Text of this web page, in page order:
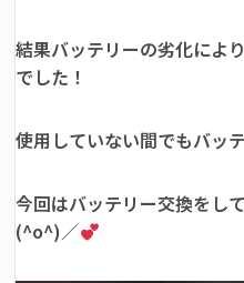
結果バッテリーの劣化によ
でした！
使用していない間でもバッ
今回はバッテリー交換をし
(^o^)／